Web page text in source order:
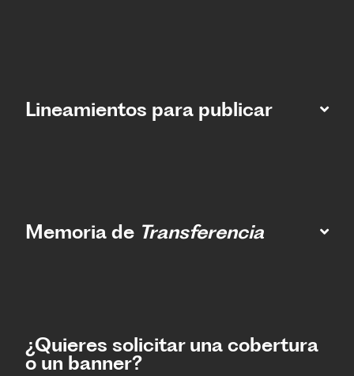
Lineamientos para publicar
Memoria de Transferencia
¿Quieres solicitar una cobertura
o un banner?